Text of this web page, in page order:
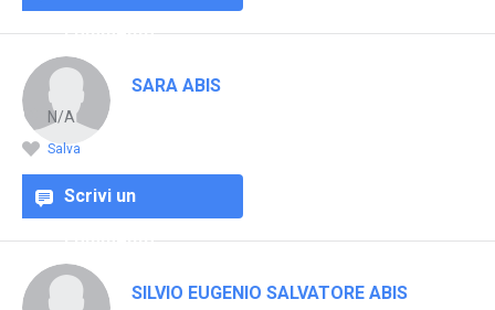
commento
SARA ABIS
N/A
Salva
Scrivi un
commento
SILVIO EUGENIO SALVATORE ABIS